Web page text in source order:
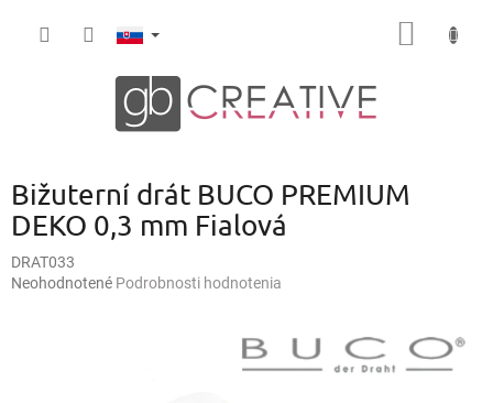
Bižuterní drát BUCO PREMIUM
DEKO 0,3 mm Fialová
DRAT033
Priemerné
Neohodnotené Podrobnosti hodnotenia